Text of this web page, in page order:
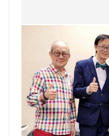
e
b
o
o
k
W
ei
b
o
s
A
p
p